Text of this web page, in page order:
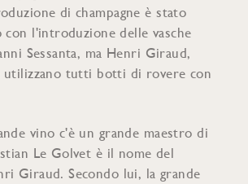
di champagne è stato
con l'introduzione delle vasche
Sessanta, ma Henri Giraud,
utilizzano tutti botti di rovere con
vino c'è un grande maestro di
Le Golvet è il nome del
Giraud. Secondo lui, la grande